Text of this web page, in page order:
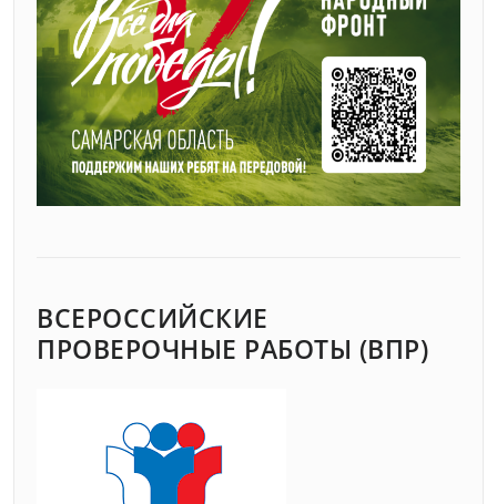
ВСЕРОССИЙСКИЕ
ПРОВЕРОЧНЫЕ РАБОТЫ (ВПР)